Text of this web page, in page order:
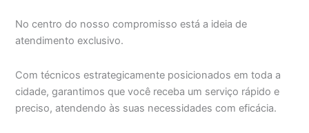
No centro do nosso compromisso está a ideia de
atendimento exclusivo.
Com técnicos estrategicamente posicionados em toda a
cidade, garantimos que você receba um serviço rápido e
preciso, atendendo às suas necessidades com eficácia.